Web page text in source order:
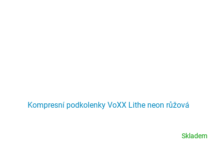
Kompresní podkolenky VoXX Lithe neon růžová
Skladem